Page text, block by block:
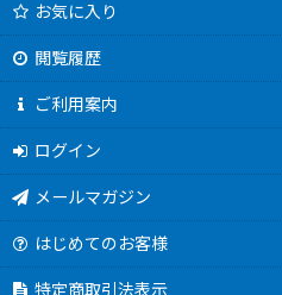
お気に入り
閲覧履歴
ご利用案内
ログイン
メールマガジン
はじめてのお客様
特定商取引法表示